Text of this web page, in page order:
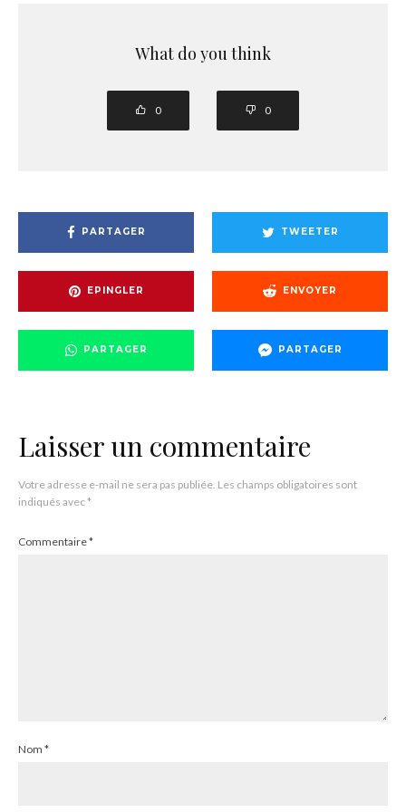
What do you think
0 0
PARTAGER TWEETER
EPINGLER ENVOYER
PARTAGER PARTAGER
Laisser un commentaire
Votre adresse e-mail ne sera pas publiée. Les champs obligatoires sont
indiqués avec*
Commentaire*
Nom *